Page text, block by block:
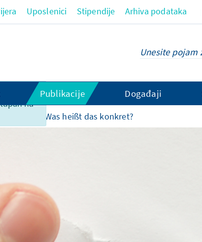
na
Uposlenici Stipendije Arhiva podataka
Publikacije Događaji
– Was heißt das konkret?